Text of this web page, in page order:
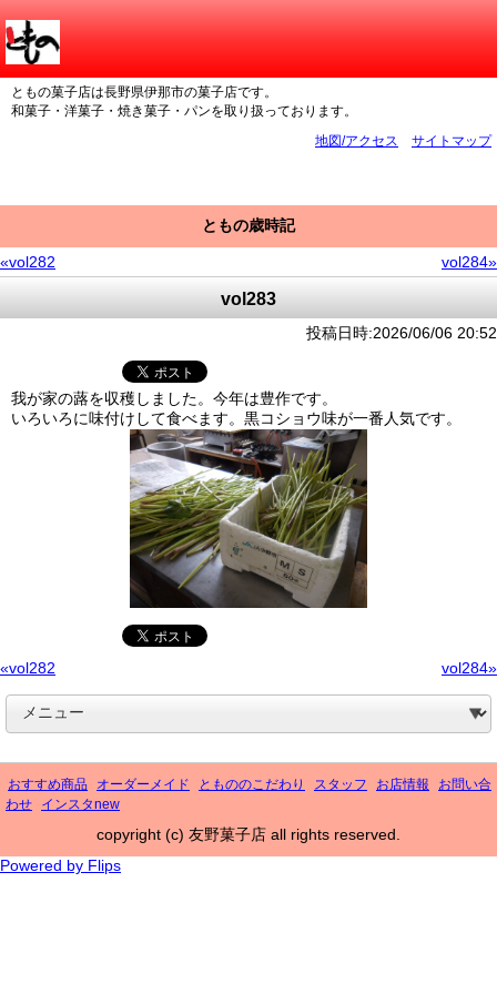
ともの菓子店は長野県伊那市の菓子店です。
和菓子・洋菓子・焼き菓子・パンを取り扱っております。
地図/アクセス
サイトマップ
ともの歳時記
«vol282 vol284»
vol283
投稿日時:2026/06/06 20:52
我が家の蕗を収穫しました。今年は豊作です。
いろいろに味付けして食べます。黒コショウ味が一番人気です。
«vol282 vol284»
おすすめ商品 オーダーメイド ともののこだわり スタッフ お店情報
お問い合
わせ
インスタnew
copyright (c) 友野菓子店 all rights reserved.
Powered by Flips